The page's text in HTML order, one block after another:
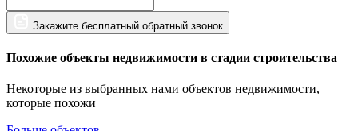
Закажите бесплатный обратный звонок
Похожие объекты недвижимости в стадии строительства
Некоторые из выбранных нами объектов недвижимости,
которые похожи